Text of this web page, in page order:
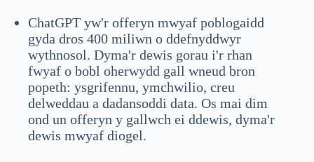
ChatGPT yw'r offeryn mwyaf poblogaidd
gyda dros 400 miliwn o ddefnyddwyr
wythnosol. Dyma'r dewis gorau i'r rhan
fwyaf o bobl oherwydd gall wneud bron
popeth: ysgrifennu, ymchwilio, creu
delweddau a dadansoddi data. Os mai dim
ond un offeryn y gallwch ei ddewis, dyma'r
dewis mwyaf diogel.